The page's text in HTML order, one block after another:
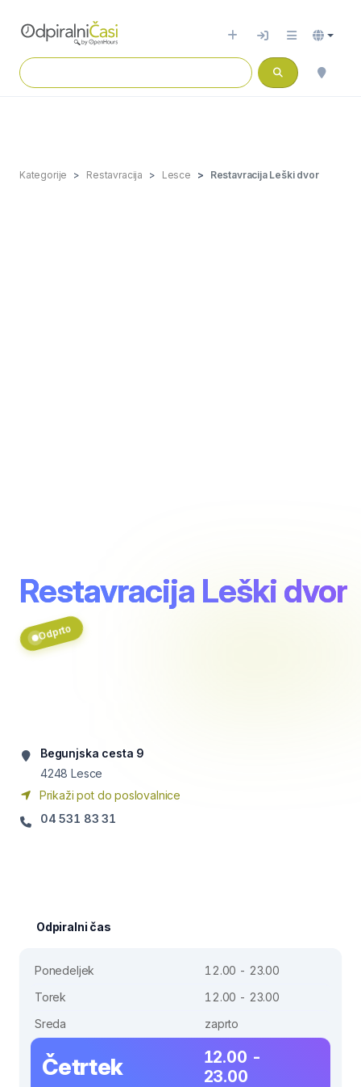
Kategorije Restavracija Lesce Restavracija Leški dvor
Restavracija Leški dvor
Odprto
Begunjska cesta 9
4248 Lesce
Prikaži pot do poslovalnice
04 531 83 31
Odpiralni čas
Ponedeljek
12.00 - 23.00
Torek
12.00 - 23.00
Sreda
zaprto
Četrtek
12.00 -
23.00